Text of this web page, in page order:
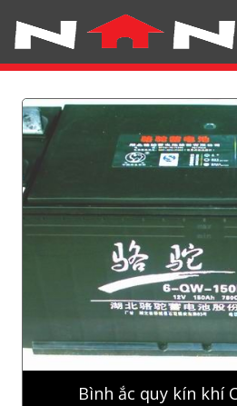
Bình ắc quy kín khí